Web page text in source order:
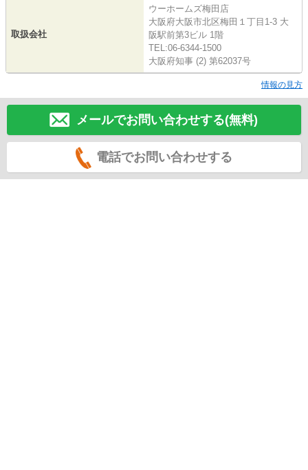
取扱会社
ウーホームズ梅田店
大阪府大阪市北区梅田１丁目1-3 大
阪駅前第3ビル 1階
TEL:06-6344-1500
大阪府知事 (2) 第62037号
情報の見方
メールでお問い合わせする(無料)
電話でお問い合わせする